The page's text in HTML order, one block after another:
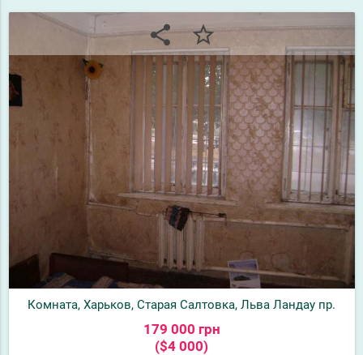
share star_border
Комната, Харьков, Старая Салтовка, Льва Ландау пр.
179 000 грн
($4 000)